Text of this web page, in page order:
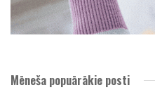
Mēneša popuārākie posti